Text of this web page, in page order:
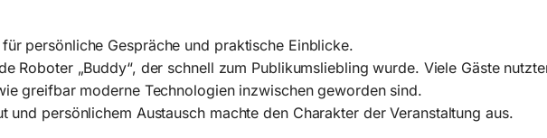
persönliche Gespräche und praktische Einblicke.
Roboter „Buddy“, der schnell zum Publikumsliebling wurde. Viele Gäste
greifbar moderne Technologien inzwischen geworden sind.
und persönlichem Austausch machte den Charakter der Veranstaltung aus.